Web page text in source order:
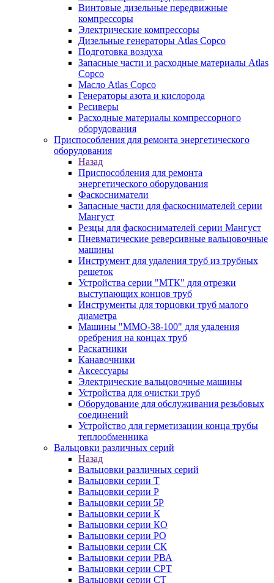
Винтовые дизельные передвижные
компрессоры
Электрические компрессоры
Дизельные генераторы Atlas Copco
Подготовка воздуха
Запасные части и расходные материалы Atlas
Copco
Масло Atlas Copco
Генераторы азота и кислорода
Ресиверы
Расходные материалы компрессорного
оборудования
Приспособления для ремонта энергетического
оборудования
Назад
Приспособления для ремонта
энергетического оборудования
Фаскосниматели
Запасные части для фаскоснимателей серии
Мангуст
Резцы для фаскоснимателей серии Мангуст
Пневматические реверсивные вальцовочные
машины
Инструмент для удаления труб из трубных
решеток
Устройства серии "МТК" для отрезки
выступающих концов труб
Инструменты для торцовки труб малого
диаметра
Машины "ММО-38-100" для удаления
оребрения на концах труб
Раскатники
Канавочники
Аксессуары
Электрические вальцовочные машины
Устройства для очистки труб
Оборудование для обслуживания резьбовых
соединений
Устройство для герметизации конца трубы
теплообменника
Вальцовки различных серий
Назад
Вальцовки различных серий
Вальцовки серии Т
Вальцовки серии Р
Вальцовки серии 5Р
Вальцовки серии К
Вальцовки серии КО
Вальцовки серии РО
Вальцовки серии СК
Вальцовки серии РВА
Вальцовки серии СРТ
Вальцовки серии СТ